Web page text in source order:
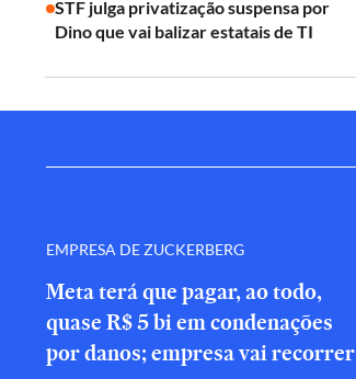
STF julga privatização suspensa por
Dino que vai balizar estatais de TI
EMPRESA DE ZUCKERBERG
Meta terá que pagar, ao todo,
quase R$ 5 bi em condenações
por danos; empresa vai recorrer